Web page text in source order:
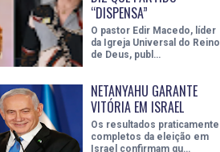
“DISPENSA”
O pastor Edir Macedo, líder
da Igreja Universal do Reino
de Deus, publ…
NETANYAHU GARANTE
VITÓRIA EM ISRAEL
Os resultados praticamente
completos da eleição em
Israel confirmam qu…